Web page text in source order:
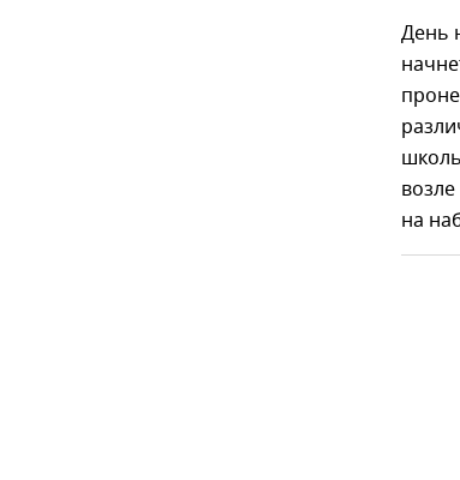
День
на